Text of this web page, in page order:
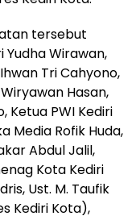
tersebut
Yudha Wirawan,
Tri Cahyono,
Hasan,
Ketua PWI Kediri
Media Rofik Huda,
Abdul Jalil,
Kota Kediri
Ust. M. Taufik
Kediri Kota),